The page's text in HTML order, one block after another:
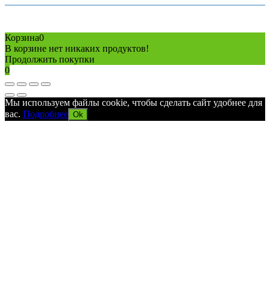
Корзина0
В корзине нет никаких продуктов!
Продолжить покупки
0
Мы используем файлы cookie, чтобы сделать сайт удобнее для
вас. Подробнее Ok